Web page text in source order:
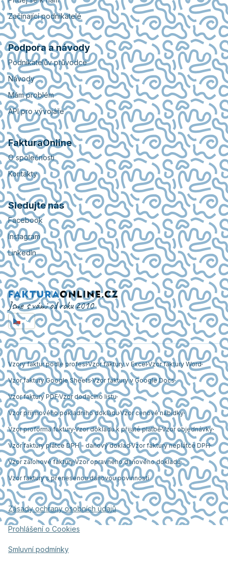
Začínající podnikatelé
Podpora a návody
Podnikatelův průvodce
Návody
Mám problém
API pro vývojáře
FakturaOnline
O společnosti
Kontakty
Sledujte nás
Facebook
Instagram
LinkedIn
Jsme s vámi od roku 2010
Vzory faktur podle profesíVzor faktury v ExcelVzor faktury Word
Vzor faktury Google Sheets Vzor faktury v Google Docs
Vzor faktury PDF Vzor dodacího listu
Vzor příjmového pokladního dokladu Vzor cenové nabídky
Vzor proforma fakturyVzor dokladu k přijaté platběVzor objednávky
Vzor faktury plátce DPH - daňový dokladVzor faktury neplátce DPH
Vzor zálohové fakturyVzor opravného daňového dokladu
Vzor faktury s přenesenou daňovou povinností
Zásady ochrany osobních údajů
Prohlášení o Cookies
Smluvní podmínky